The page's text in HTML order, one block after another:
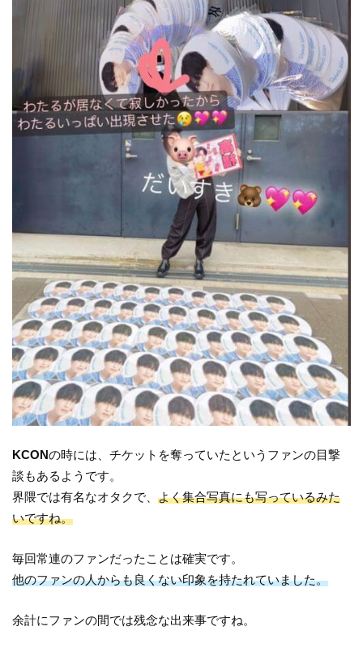
KCONの時には、チケットを奪っていたというファンの目撃
談もあるようです。
界隈では有名なオタクで、よく集合写真にも写っているみた
いですね。
毎回常連のファンだったことは確実です。
他のファンの人からも良くない印象を持たれていました。
余計にファンの間では残念な出来事ですね。